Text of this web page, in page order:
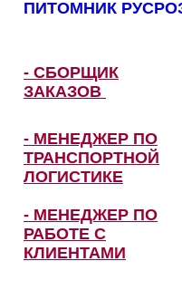
ПИТОМНИК
- СБОРЩИК
ЗАКАЗОВ
- МЕНЕДЖЕР ПО
ТРАНСПОРТНОЙ
ЛОГИСТИКЕ
- МЕНЕДЖЕР ПО
РАБОТЕ С
КЛИЕНТАМИ